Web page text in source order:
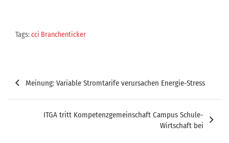
Tags:cci Branchenticker
Beitragsnavigation
Meinung: Variable Stromtarife verursachen Energie-Stress
ITGA tritt Kompetenzgemeinschaft Campus Schule-
Wirtschaft bei